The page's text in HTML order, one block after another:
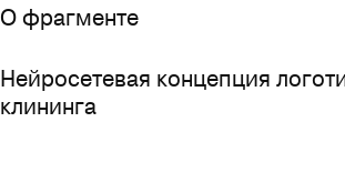
О фрагменте
Нейросетевая концепция
клининга